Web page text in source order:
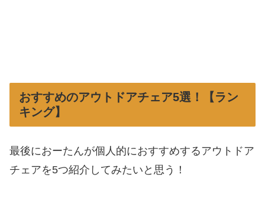
おすすめのアウトドアチェア5選！【ラン
キング】
最後におーたんが個人的におすすめするアウトドア
チェアを5つ紹介してみたいと思う！